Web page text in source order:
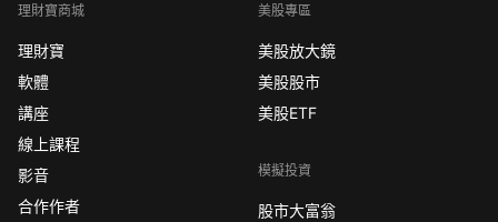
理財寶商城
理財寶
軟體
講座
線上課程
影音
合作作者
美股專區
美股放大鏡
美股股市
美股ETF
模擬投資
股市大富翁